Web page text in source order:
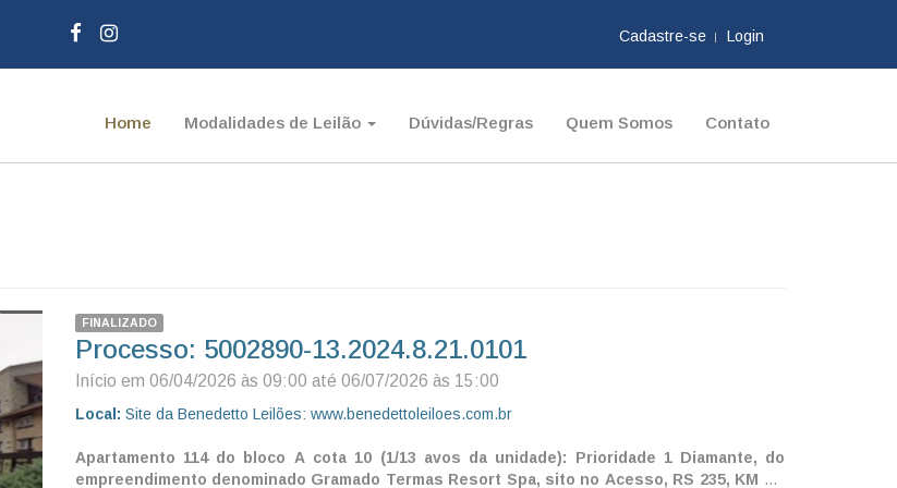
Cadastre-se Login
Home Modalidades de Leilão Dúvidas/Regras Quem Somos Contato
FINALIZADO
Processo: 5002890-13.2024.8.21.0101
Início em 06/04/2026 às 09:00 até 06/07/2026 às 15:00
Local: Site da Benedetto Leilões: www.benedettoleiloes.com.br
Apartamento 114 do bloco A cota 10 (1/13 avos da unidade): Prioridade 1 Diamante, do
empreendimento denominado Gramado Termas Resort Spa, sito no Acesso, RS 235, KM 28,